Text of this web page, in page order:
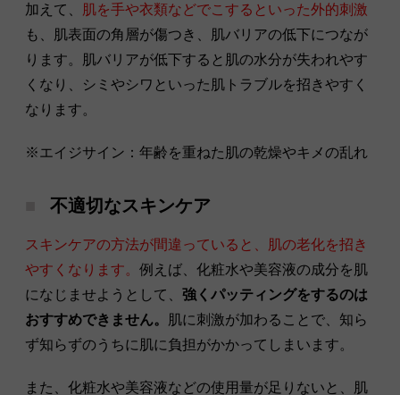
加えて、
肌を手や衣類などでこするといった外的刺激
も、肌表面の角層が傷つき、肌バリアの低下につなが
ります。肌バリアが低下すると肌の水分が失われやす
くなり、シミやシワといった肌トラブルを招きやすく
なります。
※エイジサイン：年齢を重ねた肌の乾燥やキメの乱れ
不適切なスキンケア
スキンケアの方法が間違っていると、肌の老化を招き
やすくなります。 例えば、化粧水や美容液の成分を肌
になじませようとして、 強くパッティングをするのは
おすすめできません。
肌に刺激が加わることで、知ら
ず知らずのうちに肌に負担がかかってしまいます。
また、化粧水や美容液などの使用量が足りないと、肌